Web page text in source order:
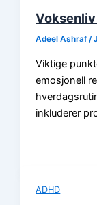
Adeel Ashraf/
Viktige
emosjonell
inkluderer
ADHD